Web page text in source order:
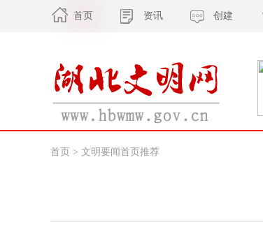
首页 资讯 创建
首页 > 文明要闻首页推荐